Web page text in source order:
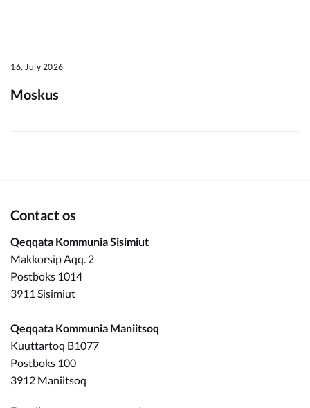
16. July 2026
Moskus
Contact os
Qeqqata Kommunia Sisimiut
Makkorsip Aqq. 2
Postboks 1014
3911 Sisimiut
Qeqqata Kommunia Maniitsoq
Kuuttartoq B1077
Postboks 100
3912 Maniitsoq